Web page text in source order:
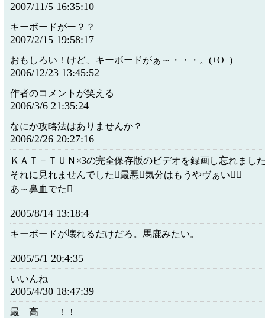
2007/11/5 16:35:10
キーボードがー？？
2007/2/15 19:58:17
おもしろい！けど、キーボードがぁ～・・・。(+O+)
2006/12/23 13:45:52
作者のコメントが笑える
2006/3/6 21:35:24
なにか攻略法はありませんか？
2006/2/26 20:27:16
ＫＡＴ－ＴＵＮ×3の完全保存版のビデオを録画し忘れまし
それに見れませんでした最悪気分はもうやヴぁい
あ～鼻血でた
2005/8/14 13:18:4
キーボードが壊れるだけだろ。馬鹿みたい。
2005/5/1 20:4:35
いいんね
2005/4/30 18:47:39
最 高 ！！